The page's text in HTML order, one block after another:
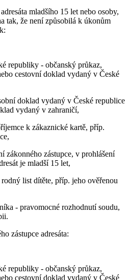
mladšího 15 let nebo osoby,
tak, že není způsobilá k úkonům
republiky - občanský průkaz,
cestovní doklad vydaný v České
doklad vydaný v České republice
vydaný v zahraničí,
k zákaznické kartě, příp.
zákonného zástupce, v prohlášení
je mladší 15 let,
list dítěte, příp. jeho ověřenou
- pravomocné rozhodnutí soudu,
zástupce adresáta:
republiky - občanský průkaz,
cestovní doklad vydaný v České